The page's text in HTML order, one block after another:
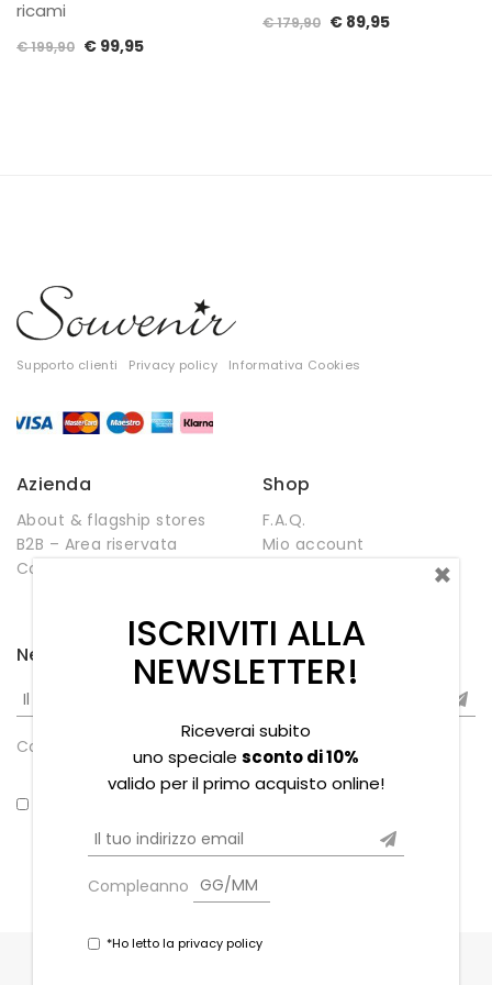
ricami
€199,90 Il
€ 99,95Il
€179,90 Il
€ 89,95Il
Supporto clienti Privacy policy Informativa Cookies
Azienda
About & flagship stores
B2B – Area riservata
Contatti
Shop
F.A.Q.
Mio account
Newsletter
Compleanno
ISCRIVITI ALLA
NEWSLETTER!
Riceverai subito
uno speciale sconto di 10%
valido per il primo acquisto online!
Compleanno
*Ho letto la privacy policy
×